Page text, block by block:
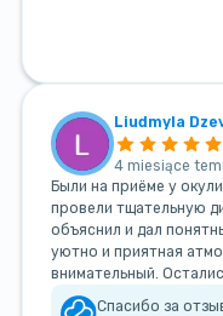
Liudmyla
4 miesiące
Были на приёме у
провели тщательную
объяснил и дал
уютно и приятная
внимательный.
Спасибо за